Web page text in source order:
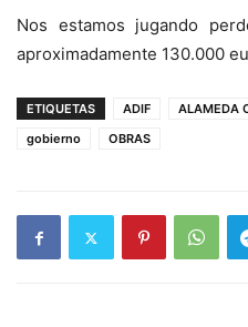
Nos estamos jugando
aproximadamente 130.000
ETIQUETAS ADIF ALAMEDA
gobierno
OBRAS